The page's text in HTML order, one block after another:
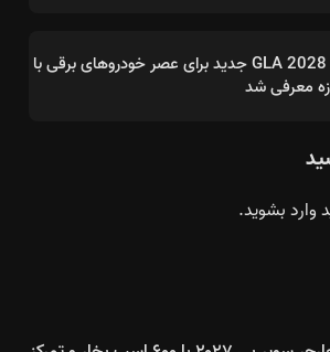
مرسدس GLA 2028 جدید برای عصر خودروهای برقی با
معرفی شد
وارد بشوید.